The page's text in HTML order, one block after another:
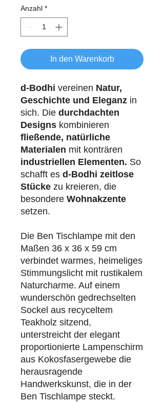
Anzahl *
In den Warenkorb
d-Bodhi vereinen Natur,
Geschichte und Eleganz in
sich. Die durchdachten
Designs kombinieren
fließende, natürliche
Materialen mit konträren
industriellen Elementen. So
schafft es d-Bodhi zeitlose
Stücke zu kreieren, die
besondere Wohnakzente
setzen.
Die Ben Tischlampe mit den
Maßen 36 x 36 x 59 cm
verbindet warmes, heimeliges
Stimmungslicht mit rustikalem
Naturcharme. Auf einem
wunderschön gedrechselten
Sockel aus recyceltem
Teakholz sitzend,
unterstreicht der elegant
proportionierte Lampenschirm
aus Kokosfasergewebe die
herausragende
Handwerkskunst, die in der
Ben Tischlampe steckt.